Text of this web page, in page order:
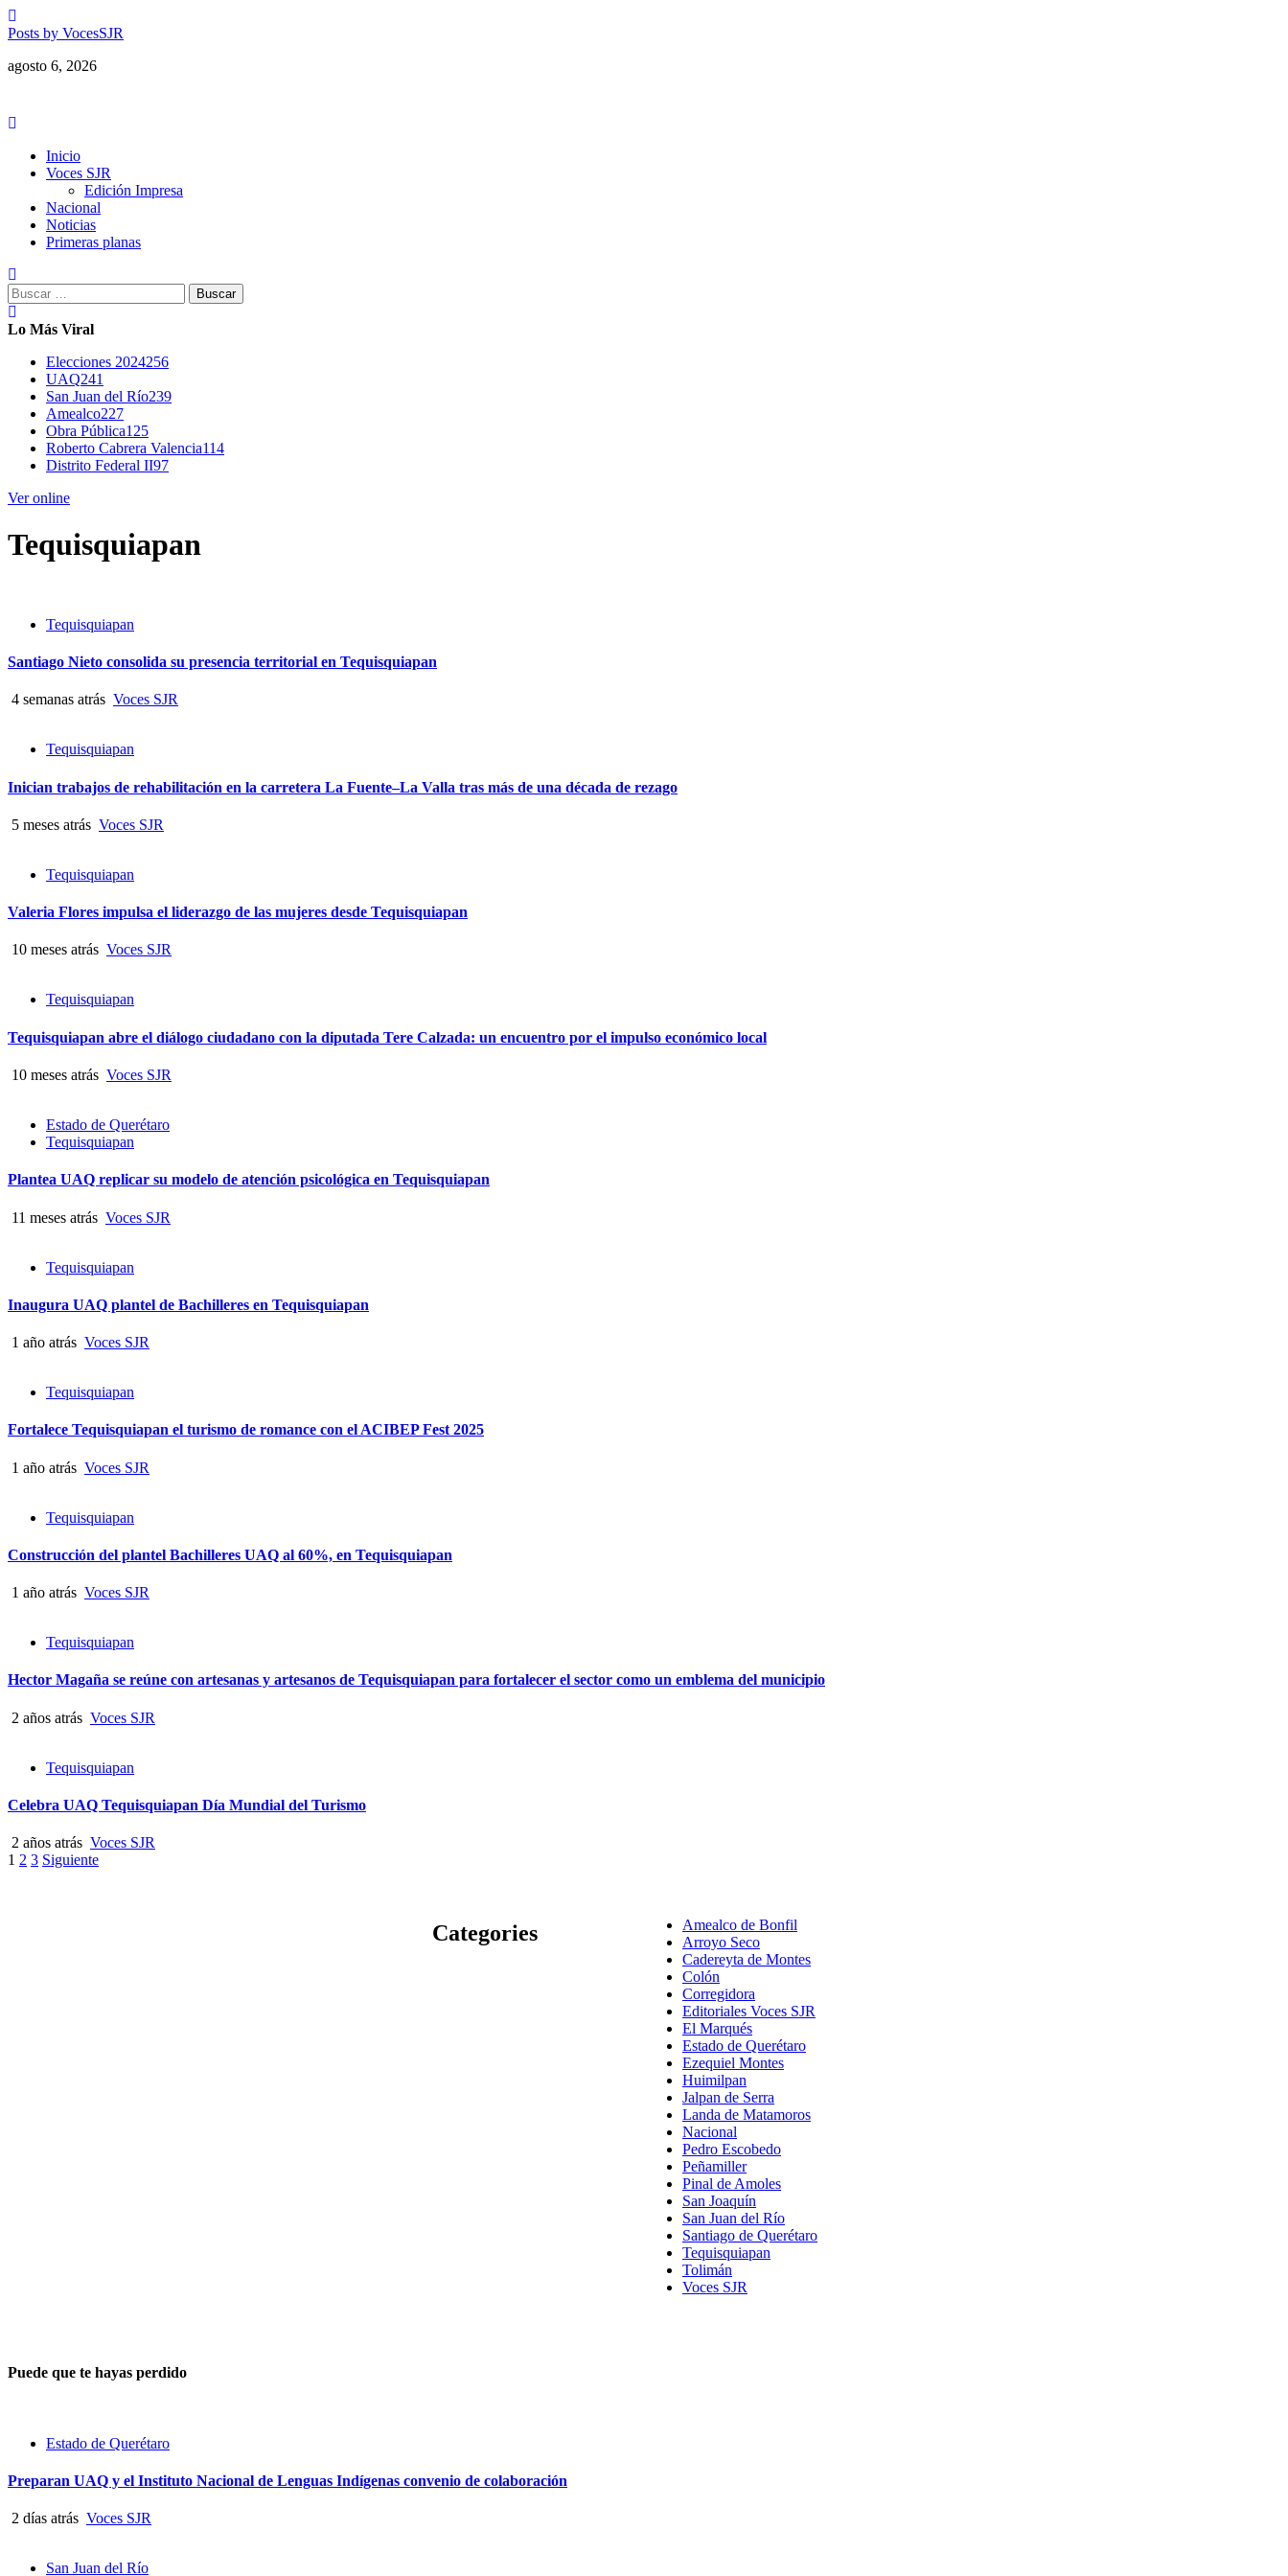
Saltar
al
Posts by VocesSJR
agosto 6, 2026
Inicio
Voces SJR
Edición Impresa
Nacional
Noticias
Primeras planas
Buscar:
Lo Más Viral
Elecciones 2024256
UAQ241
San Juan del Río239
Amealco227
Obra Pública125
Roberto Cabrera Valencia114
Distrito Federal II97
Ver online
Tequisquiapan
Tequisquiapan
Santiago Nieto consolida su presencia territorial en Tequisquiapan
4 semanas atrás Voces SJR
Tequisquiapan
Inician trabajos de rehabilitación en la carretera La Fuente–La Valla tras más de una década de rezago
5 meses atrás Voces SJR
Tequisquiapan
Valeria Flores impulsa el liderazgo de las mujeres desde Tequisquiapan
10 meses atrás Voces SJR
Tequisquiapan
Tequisquiapan abre el diálogo ciudadano con la diputada Tere Calzada: un encuentro por el impulso económico local
10 meses atrás Voces SJR
Estado de Querétaro
Tequisquiapan
Plantea UAQ replicar su modelo de atención psicológica en Tequisquiapan
11 meses atrás Voces SJR
Tequisquiapan
Inaugura UAQ plantel de Bachilleres en Tequisquiapan
1 año atrás Voces SJR
Tequisquiapan
Fortalece Tequisquiapan el turismo de romance con el ACIBEP Fest 2025
1 año atrás Voces SJR
Tequisquiapan
Construcción del plantel Bachilleres UAQ al 60%, en Tequisquiapan
1 año atrás Voces SJR
Tequisquiapan
Hector Magaña se reúne con artesanas y artesanos de Tequisquiapan para fortalecer el sector como un emblema del municipio
2 años atrás Voces SJR
Tequisquiapan
Celebra UAQ Tequisquiapan Día Mundial del Turismo
2 años atrás Voces SJR
Paginación
1 2 3 Siguiente
Categories
Amealco de Bonfil
Arroyo Seco
Cadereyta de Montes
Colón
Corregidora
Editoriales Voces SJR
El Marqués
Estado de Querétaro
Ezequiel Montes
Huimilpan
Jalpan de Serra
Landa de Matamoros
Nacional
Pedro Escobedo
Peñamiller
Pinal de Amoles
San Joaquín
San Juan del Río
Santiago de Querétaro
Tequisquiapan
Tolimán
Voces SJR
Puede que te hayas perdido
Estado de Querétaro
Preparan UAQ y el Instituto Nacional de Lenguas Indígenas convenio de colaboración
2 días atrás Voces SJR
San Juan del Río